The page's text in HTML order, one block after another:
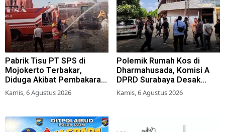
Pabrik Tisu PT SPS di
Mojokerto Terbakar,
Diduga Akibat Pembakaran
Lahan Tebu
Kamis, 6 Agustus 2026
Polemik Rumah Kos di
Dharmahusada, Komisi A
DPRD Surabaya Desak
Pemkot Terbitkan Perwali
Perda Hunian Layak
Kamis, 6 Agustus 2026